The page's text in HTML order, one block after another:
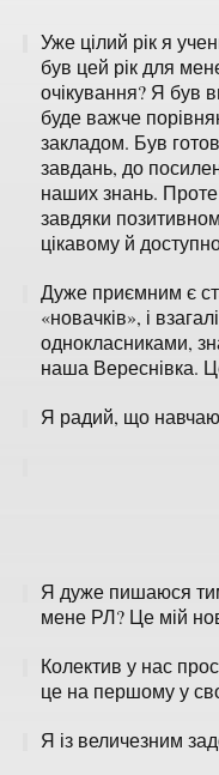
Уже цілий рік я
був цей рік для
очікування? Я був
буде важче
закладом. Був
завдань, до
наших знань.
завдяки
цікавому й
Дуже приємним є
«новачків», і
однокласниками,
наша Вереснівка.
Я радий, що
Я дуже пишаюся
мене РЛ? Це мій
Колектив у нас
це на першому у
Я із величезним